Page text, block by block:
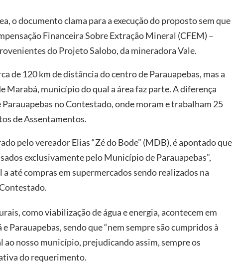
o documento clama para a execução do proposto sem que
Financeira Sobre Extração Mineral (CFEM) –
do Projeto Salobo, da mineradora Vale.
de 120 km de distância do centro de Parauapebas, mas a
Marabá, município do qual a área faz parte. A diferença
no Contestado, onde moram e trabalham 25
de Assentamentos.
pelo vereador Elias “Zé do Bode” (MDB), é apontado que
exclusivamente pelo Município de Parauapebas”,
até compras em supermercados sendo realizados na
como viabilização de água e energia, acontecem em
Parauapebas, sendo que “nem sempre são cumpridos à
ao nosso município, prejudicando assim, sempre os
do requerimento.